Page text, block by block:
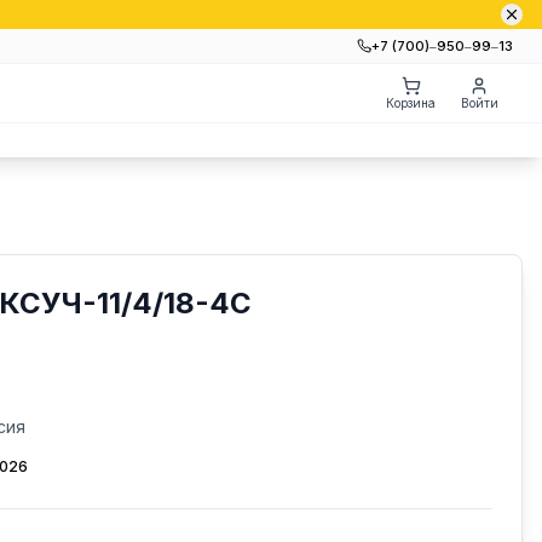
+7 (700)‒950‒99‒13
Корзина Войти
11/4/18-4С